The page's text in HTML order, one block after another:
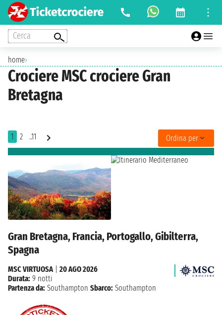
Cerca
home›
Crociere MSC crociere Gran
Bretagna
1 2 ..11 Ordina per
Gran Bretagna, Francia, Portogallo, Gibilterra,
Spagna
MSC VIRTUOSA
20 AGO 2026
Durata: 9 notti
Partenza da: Southampton Sbarco: Southampton